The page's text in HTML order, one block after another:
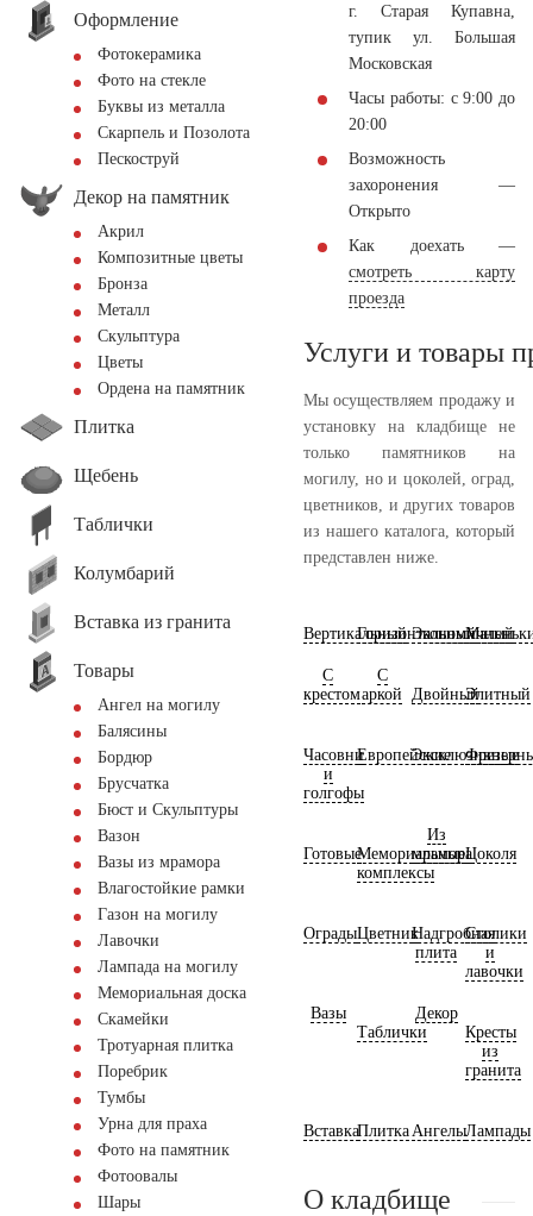
Оформление
Фотокерамика
Фото на стекле
Буквы из металла
Скарпель и Позолота
Пескоструй
Декор на памятник
Акрил
Композитные цветы
Бронза
Металл
Скульптура
Цветы
Ордена на памятник
Плитка
Щебень
Таблички
Колумбарий
Вставка из гранита
Товары
Ангел на могилу
Балясины
Бордюр
Брусчатка
Бюст и Скульптуры
Вазон
Вазы из мрамора
Влагостойкие рамки
Газон на могилу
Лавочки
Лампада на могилу
Мемориальная доска
Скамейки
Тротуарная плитка
Поребрик
Тумбы
Урна для праха
Фото на памятник
Фотоовалы
Шары
г. Старая Купавна,
тупик ул. Большая
Московская
Часы работы: с 9:00 до
20:00
Возможность
захоронения —
Открыто
Как доехать —
смотреть карту
проезда
Услуги и товары
Мы осуществляем продажу и
установку на кладбище не
только памятников на
могилу, но и цоколей, оград,
цветников, и других товаров
из нашего каталога, который
представлен ниже.
ВертикальныйГоризонтальный
Экономичный
С
крестом
С
аркой
ДвойныйЭлитный
Часовни
и
голгофы
ЕвропейскиеЭксклюзивные
ГотовыеМемориальные
комплексы
Из
мрамораЦоколя
ОградыЦветникНадгробная
плита
Столики
и
лавочки
Вазы
Таблички
Декор
Кресты
из
гранита
ВставкаПлитка АнгелыЛампады
О кладбище